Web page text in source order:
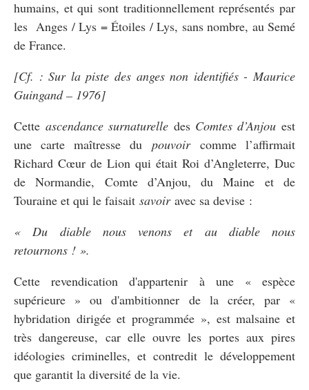
humains, et qui sont traditionnellement représentés par
les Anges / Lys = Étoiles / Lys, sans nombre, au Semé
de France.
[Cf. : Sur la piste des anges non identifiés - Maurice
Guingand – 1976]
Cette ascendance surnaturelledes Comtes d’Anjou est
une carte maîtresse du pouvoircomme l’affirmait
Richard Cœur de Lion qui était Roi d’Angleterre, Duc
de Normandie, Comte d’Anjou, du Maine et de
Touraine et qui le faisait savoiravec sa devise :
« Du diable nous venons et au diable nous
retournons ! ».
Cette revendication d'appartenir à une « espèce
supérieure » ou d'ambitionner de la créer, par «
hybridation dirigée et programmée », est malsaine et
très dangereuse, car elle ouvre les portes aux pires
idéologies criminelles, et contredit le développement
que garantit la diversité de la vie.